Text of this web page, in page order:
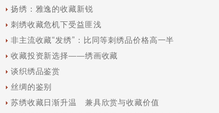
扬绣：雅逸的收藏新锐
刺绣收藏危机下受益匪浅
非主流收藏“发绣”：比同等刺绣品价格高一半
收藏投资新选择——绣画收藏
谈织绣品鉴赏
丝绸的鉴别
苏绣收藏日渐升温 兼具欣赏与收藏价值